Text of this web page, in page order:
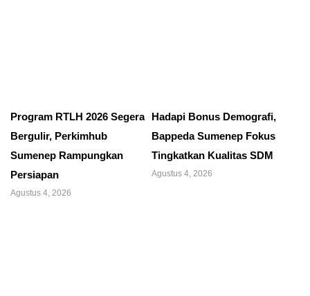
Program RTLH 2026 Segera
Bergulir, Perkimhub
Sumenep Rampungkan
Persiapan
Agustus 4, 2026
Hadapi Bonus Demografi,
Bappeda Sumenep Fokus
Tingkatkan Kualitas SDM
Agustus 4, 2026